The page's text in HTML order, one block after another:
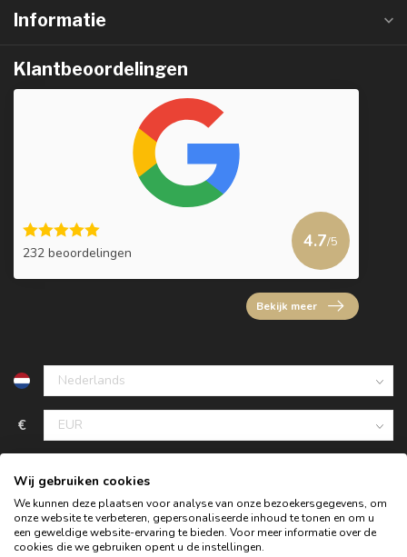
Informatie
Klantbeoordelingen
232 beoordelingen
4.7/5
Bekijk meer
€
Wij gebruiken cookies
We kunnen deze plaatsen voor analyse van onze bezoekersgegevens, om
onze website te verbeteren, gepersonaliseerde inhoud te tonen en om u
een geweldige website-ervaring te bieden. Voor meer informatie over de
cookies die we gebruiken opent u de instellingen.